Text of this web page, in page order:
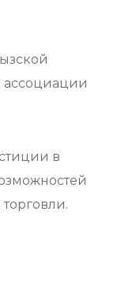
ассоциации
в